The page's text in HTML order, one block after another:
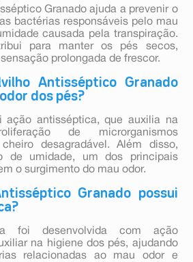
Granado ajuda a prevenir o
bactérias responsáveis pelo mau
causada pela transpiração.
para manter os pés secos,
prolongada de frescor.
Antisséptico Granado
dos pés?
ação antisséptica, que auxilia na
de microrganismos
desagradável. Além disso,
de umidade, um dos principais
o surgimento do mau odor.
Granado possui
foi desenvolvida com ação
na higiene dos pés, ajudando
relacionadas ao mau odor e